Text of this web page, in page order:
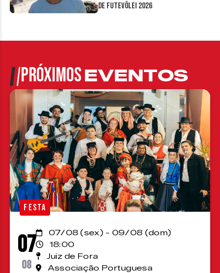
de Futevôlei 2026
PRÓXIMOSEVENTOS
FESTA
07
08
07/08 (sex) - 09/08 (dom)
18:00
Juiz de Fora
Associação Portuguesa